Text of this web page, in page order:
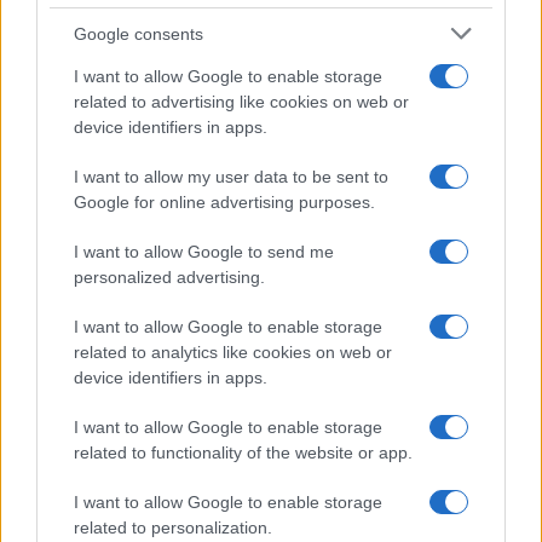
Google consents
I want to allow Google to enable storage
related to advertising like cookies on web or
device identifiers in apps.
I want to allow my user data to be sent to
Google for online advertising purposes.
I want to allow Google to send me
personalized advertising.
I want to allow Google to enable storage
related to analytics like cookies on web or
device identifiers in apps.
I want to allow Google to enable storage
related to functionality of the website or app.
I want to allow Google to enable storage
related to personalization.
I nostri cari
I nostri cari
Giovannimaria Cabras